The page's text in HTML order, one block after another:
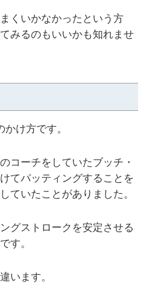
くいかなかったという方
みるのもいいかも知れませ
け方です。
コーチをしていたブッチ・
てパッティングすることを
ていたことがありました。
グストロークを安定させる
す。
います。